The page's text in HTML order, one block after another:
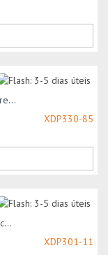
XDP330-85
XDP301-11